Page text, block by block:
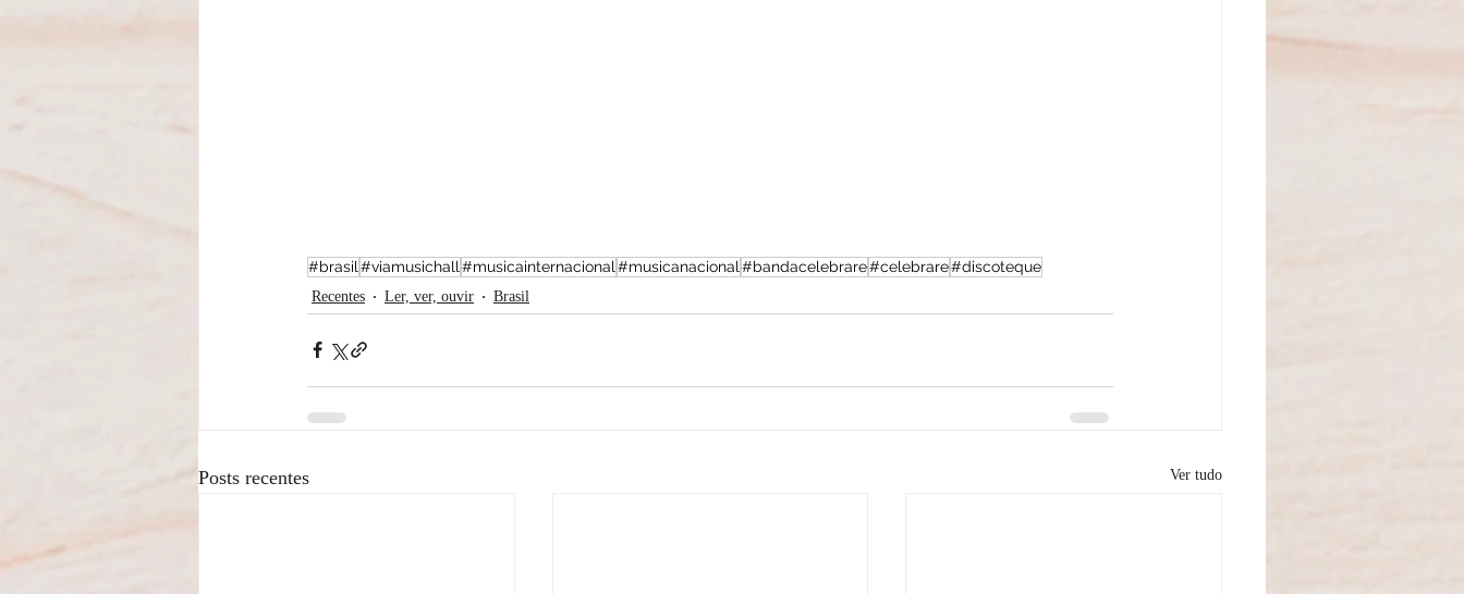
#brasil #viamusichall #musicainternacional #musicanacional #bandacelebrare#celebrare#discoteque
Recentes Ler, ver, ouvir Brasil
Posts recentes Ver tudo